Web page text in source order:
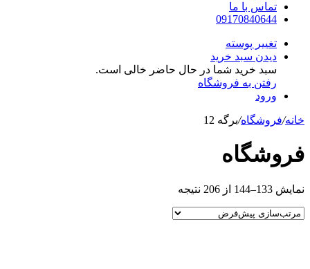
تماس با ما
09170840644
تغییر پوسته
دیدن سبد خرید
سبد خرید شما در حال حاضر خالی است.
رفتن به فروشگاه
ورود
خانه/فروشگاه/برگه 12
فروشگاه
نمایش 133–144 از 206 نتیجه